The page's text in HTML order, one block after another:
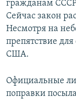
гражданам СССР
Сейчас закон
Несмотря на
препятствие
США.
Официальные
поправки